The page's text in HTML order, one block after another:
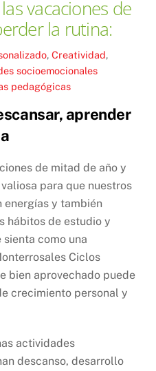
vacaciones de
la rutina:
,Creatividad,
socioemocionales
pedagógicas
aprender
de mitad de año y
para que nuestros
energías y también
hábitos de estudio y
sienta como una
Ciclos
bien aprovechado puede
crecimiento personal y
actividades
descanso, desarrollo